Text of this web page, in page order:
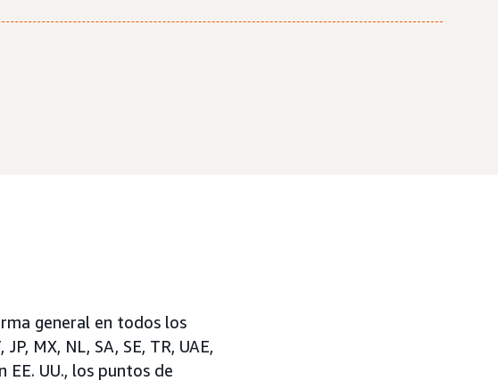
general en todos los
MX, NL, SA, SE, TR, UAE,
EE. UU., los puntos de